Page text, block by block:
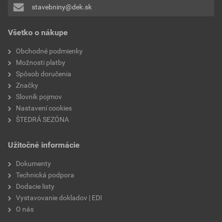
Pridávať hodnotenie môže iba prihlásený užívateľ.
Všetko o nákupe
Obchodné podmienky
Možnosti platby
Spôsob doručenia
Značky
Slovník pojmov
Nastavení cookies
ŠTEDRÁ SEZÓNA
Užitočné informácie
Dokumenty
Technická podpora
Dodacie listy
Vystavovanie dokladov | EDI
O nás
stavebniny@dek.sk